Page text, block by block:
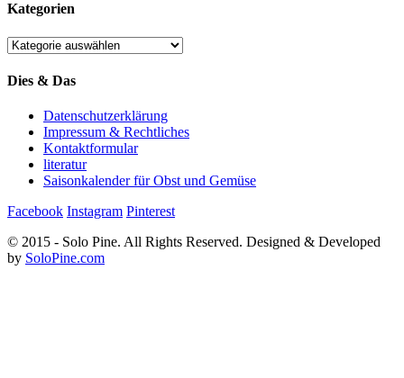
Kategorien
Kategorien
Dies & Das
Datenschutzerklärung
Impressum & Rechtliches
Kontaktformular
literatur
Saisonkalender für Obst und Gemüse
Facebook Instagram Pinterest
© 2015 - Solo Pine. All Rights Reserved. Designed & Developed
by SoloPine.com